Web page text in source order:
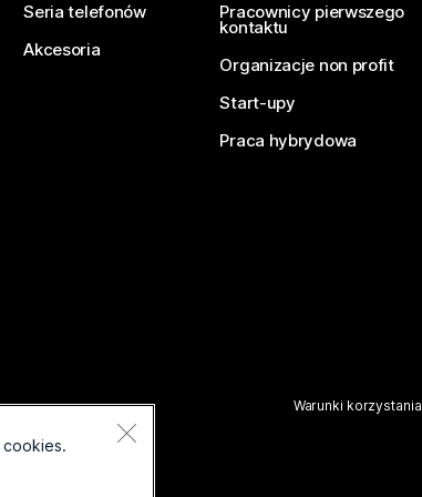
Seria telefonów
Akcesoria
Pracownicy pierwszego
kontaktu
Organizacje non profit
Start-upy
Praca hybrydowa
Warunki korzystania